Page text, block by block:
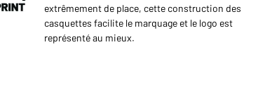
extrêmement de place, cette construction des
casquettes facilite le marquage et le logo est
représenté au mieux.